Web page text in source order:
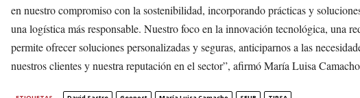
en nuestro compromiso con la sostenibilidad, incorporando prácticas y
una logística más responsable. Nuestro foco en la innovación tecnológica, una
permite ofrecer soluciones personalizadas y seguras, anticiparnos a las
nuestros clientes y nuestra reputación en el sector”, afirmó María Luisa